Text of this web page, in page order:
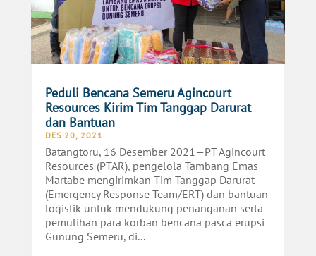
Peduli Bencana Semeru Agincourt
Resources Kirim Tim Tanggap Darurat
dan Bantuan
DES 20, 2021
Batangtoru, 16 Desember 2021—PT Agincourt
Resources (PTAR), pengelola Tambang Emas
Martabe mengirimkan Tim Tanggap Darurat
(Emergency Response Team/ERT) dan bantuan
logistik untuk mendukung penanganan serta
pemulihan para korban bencana pasca erupsi
Gunung Semeru, di...